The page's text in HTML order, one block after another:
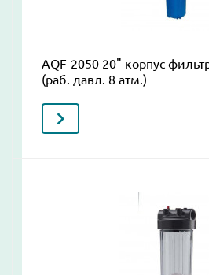
AQF-2050 20" корпус
(раб. давл. 8 атм.)